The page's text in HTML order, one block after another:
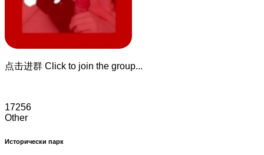
点击进群 Click to join the group...
17256
Other
Исторически парк